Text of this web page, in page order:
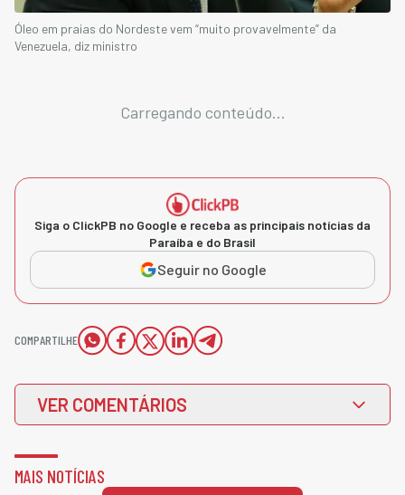
Óleo em praias do Nordeste vem “muito provavelmente” da
Venezuela, diz ministro
Carregando conteúdo...
Siga o ClickPB no Google e receba as principais notícias da
Paraíba e do Brasil
Seguir no Google
COMPARTILHE
VER COMENTÁRIOS
MAIS NOTÍCIAS